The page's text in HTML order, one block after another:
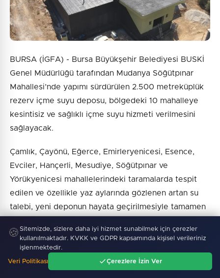
BURSA (İGFA) - Bursa Büyükşehir Belediyesi BUSKİ
Genel Müdürlüğü tarafından Mudanya Söğütpınar
Mahallesi’nde yapımı sürdürülen 2.500 metreküplük
rezerv içme suyu deposu, bölgedeki 10 mahalleye
kesintisiz ve sağlıklı içme suyu hizmeti verilmesini
sağlayacak.
Çamlık, Çayönü, Eğerce, Emirleryenicesi, Esence,
Evciler, Hançerli, Mesudiye, Söğütpınar ve
Yörükyenicesi mahallelerindeki taramalarda tespit
edilen ve özellikle yaz aylarında gözlenen artan su
talebi, yeni deponun hayata geçirilmesiyle tamamen
BUSKİ ekiplerinin yoğun bir mesaiyle çalıştığı ve dış
cephe yalıtım çalışmasının sürdürüldüğü projede fiziki
gerçekleşme yüzde 70 düzeyine ulaştırıldı.
🍪 Sitemizde, sizlere daha iyi hizmet sunabilmek için çerezler
kullanılmaktadır. KVKK ve GDPR kapsamında kişisel verileriniz
işlenmektedir.
Veri Politikası Çerezlere İzin Ver
Gündem Ara Menü